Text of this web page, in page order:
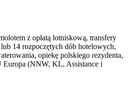
z opłatą lotniskową, transfery
14 rozpoczętych dób hotelowych,
opiekę polskiego rezydenta,
Europa (NNW, KL, Assistance i